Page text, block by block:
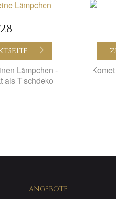
Lämpchen -
als Tischdeko
ANGEBOTE